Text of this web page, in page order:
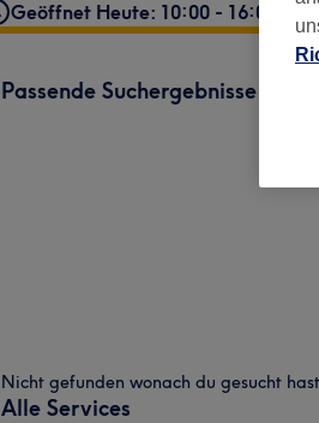
Geöffnet Heute: 10:00 - 16:00
Passende Suchergebnisse
Nicht gefunden wonach du gesucht
Alle Services